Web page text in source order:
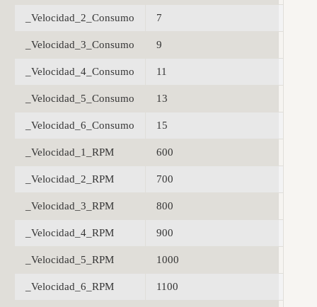
_Velocidad_2_Consumo 7
_Velocidad_3_Consumo 9
_Velocidad_4_Consumo 11
_Velocidad_5_Consumo 13
_Velocidad_6_Consumo 15
_Velocidad_1_RPM 600
_Velocidad_2_RPM 700
_Velocidad_3_RPM 800
_Velocidad_4_RPM 900
_Velocidad_5_RPM 1000
_Velocidad_6_RPM 1100